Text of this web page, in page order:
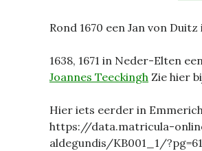
Rond 1670 een Jan von Duitz
1638, 1671 in Neder-Elten
Joannes Teeckingh Zie hier
Hier iets eerder in
https://data.matricula-
aldegundis/KB001_1/?pg=61